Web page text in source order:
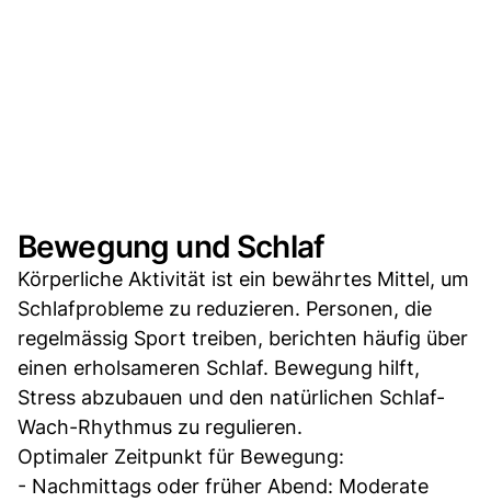
Bewegung und Schlaf
Körperliche Aktivität ist ein bewährtes Mittel, um
Schlafprobleme zu reduzieren. Personen, die
regelmässig Sport treiben, berichten häufig über
einen erholsameren Schlaf. Bewegung hilft,
Stress abzubauen und den natürlichen Schlaf-
Wach-Rhythmus zu regulieren.
Optimaler Zeitpunkt für Bewegung:
- Nachmittags oder früher Abend: Moderate